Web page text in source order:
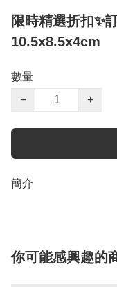
限時精選折扣
10.5x8.5x4cm
數量
−
+
簡介
你可能感興趣的